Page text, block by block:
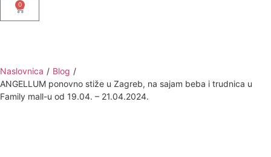
0
Naslovnica / Blog /
ANGELLUM ponovno stiže u Zagreb, na sajam beba i trudnica u
Family mall-u od 19.04. – 21.04.2024.